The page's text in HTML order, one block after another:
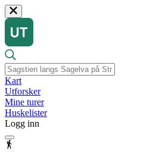
Kart
Utforsker
Mine turer
Huskelister
Logg inn